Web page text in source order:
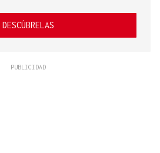
DESCÚBRELAS